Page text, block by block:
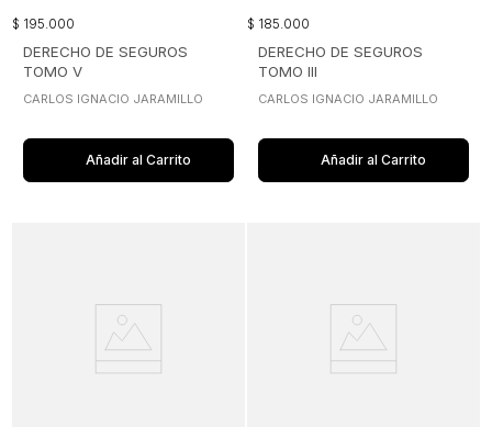
$ 195.000
DERECHO DE SEGUROS
TOMO V
CARLOS IGNACIO JARAMILLO
Añadir al Carrito
$ 185.000
DERECHO DE SEGUROS
TOMO III
CARLOS IGNACIO JARAMILLO
Añadir al Carrito